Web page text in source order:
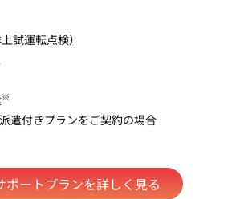
試運転点検）
※
遣付きプランをご契約の場合
ポートプランを詳しく見る